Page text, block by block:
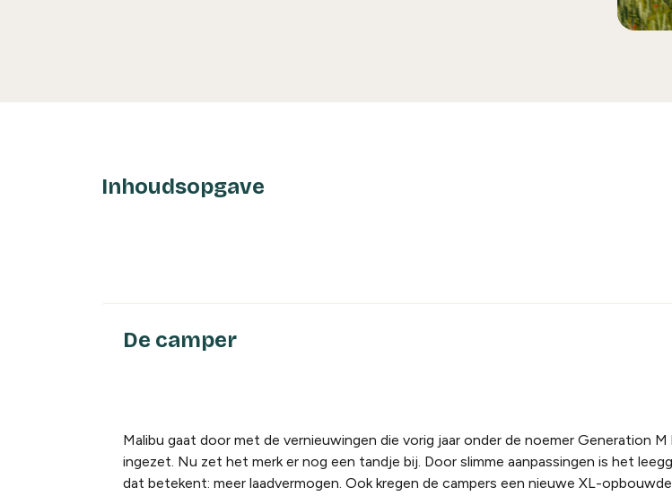
Inhoudsopgave
De camper
Malibu gaat door met de vernieuwingen die vorig jaar onder de noemer Generation
ingezet. Nu zet het merk er nog een tandje bij. Door slimme aanpassingen is het
dat betekent: meer laadvermogen. Ook kregen de campers een nieuwe XL-